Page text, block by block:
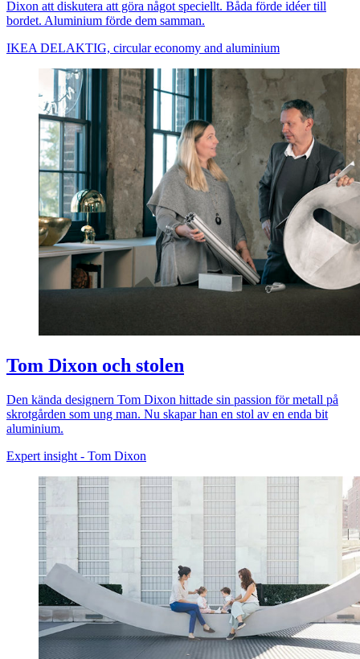
Dixon att diskutera att göra något speciellt. Båda förde idéer till
bordet. Aluminium förde dem samman.
IKEA DELAKTIG, circular economy and aluminium
Tom Dixon och stolen
Den kända designern Tom Dixon hittade sin passion för metall på
skrotgården som ung man. Nu skapar han en stol av en enda bit
aluminium.
Expert insight - Tom Dixon